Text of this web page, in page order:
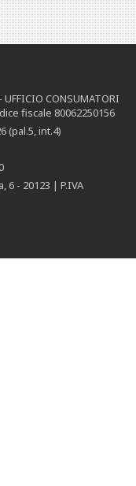
CONSUMATORI
fiscale 80062250156
int.4)
6 - 20123 | P.IVA